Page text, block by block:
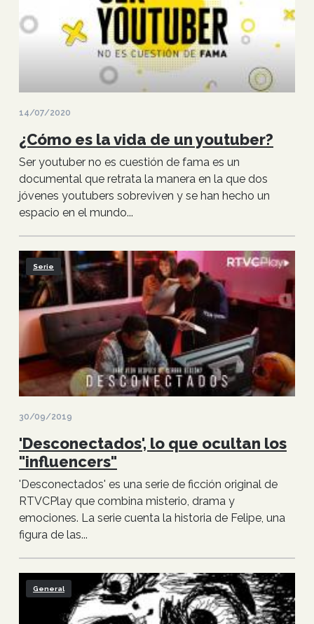
14/07/2020
¿Cómo es la vida de un youtuber?
Ser youtuber no es cuestión de fama es un
documental que retrata la manera en la que dos
jóvenes youtubers sobreviven y se han hecho un
espacio en el mundo...
Serie
30/09/2019
'Desconectados', lo que ocultan los
"influencers"
'Desconectados' es una serie de ficción original de
RTVCPlay que combina misterio, drama y
emociones. La serie cuenta la historia de Felipe, una
figura de las...
General